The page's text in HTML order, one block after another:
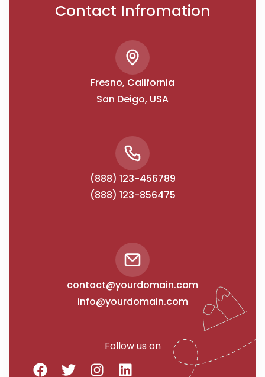
Contact Infromation
Fresno, California
San Deigo, USA
(888) 123-456789
(888) 123-856475
contact@yourdomain.com
info@yourdomain.com
Follow us on